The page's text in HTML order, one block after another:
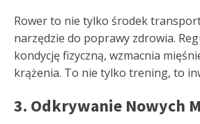
Rower to nie tylko środek
narzędzie do poprawy zdrowia.
kondycję fizyczną, wzmacnia
krążenia. To nie tylko trening, to
3. Odkrywanie Nowych